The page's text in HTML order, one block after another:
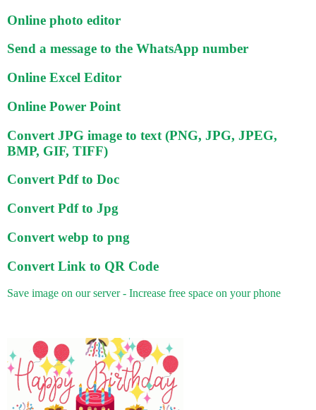
Online photo editor
Send a message to the WhatsApp number
Online Excel Editor
Online Power Point
Convert JPG image to text (PNG, JPG, JPEG,
BMP, GIF, TIFF)
Convert Pdf to Doc
Convert Pdf to Jpg
Convert webp to png
Convert Link to QR Code
Save image on our server - Increase free space on your phone